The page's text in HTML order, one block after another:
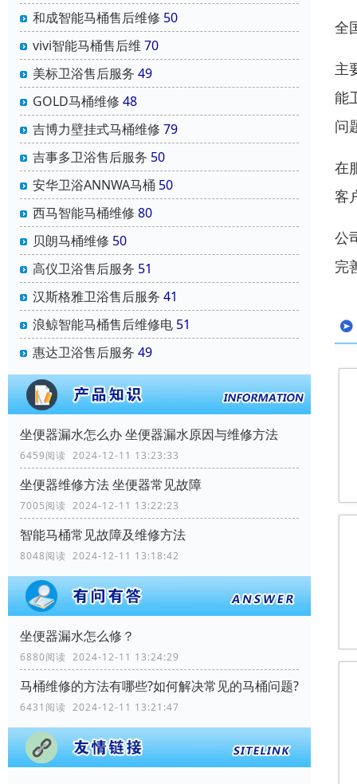
和成智能马桶售后维修 50
vivi智能马桶售后维 70
美标卫浴售后服务 49
GOLD马桶维修 48
吉博力壁挂式马桶维修 79
吉事多卫浴售后服务 50
安华卫浴ANNWA马桶 50
西马智能马桶维修 80
贝朗马桶维修 50
高仪卫浴售后服务 51
汉斯格雅卫浴售后服务 41
浪鲸智能马桶售后维修电 51
惠达卫浴售后服务 49
坐便器漏水怎么办 坐便器漏水原因与维修方法
6459阅读 2024-12-11 13:23:33
坐便器维修方法 坐便器常见故障
7005阅读 2024-12-11 13:22:23
智能马桶常见故障及维修方法
8048阅读 2024-12-11 13:18:42
坐便器漏水怎么修？
6880阅读 2024-12-11 13:24:29
马桶维修的方法有哪些?如何解决常见的马桶问题?
6431阅读 2024-12-11 13:21:47
全
主
能
问
在
客
公
完